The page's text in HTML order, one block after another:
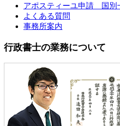
アポスティーユ申請 国別
よくある質問
事務所案内
行政書士の業務について